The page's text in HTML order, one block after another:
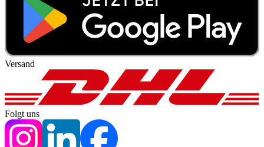
Versand
Folgt uns